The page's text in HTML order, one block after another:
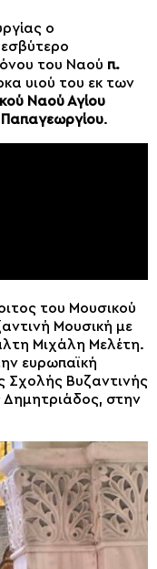
ο
του Ναού π.
υιού του εκ των
Ναού Αγίου
.
του Μουσικού
Μουσική με
Μιχάλη Μελέτη.
ευρωπαϊκή
Σχολής Βυζαντινής
Δημητριάδος, στην